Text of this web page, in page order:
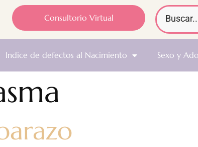
Consultorio Virtual
Indice de defectos al Nacimiento Sexo y